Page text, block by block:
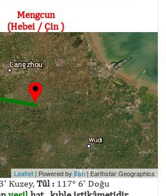
Mengcun
(Hebei / Çin )
Leaflet | Powered by Esri|Earthstar Geographics
Kuzey, Tûl : 117° 6' Doğu